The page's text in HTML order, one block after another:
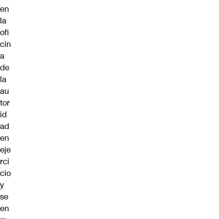
en
la
ofi
cin
a
de
la
au
tor
id
ad
en
eje
rci
cio
y
se
en